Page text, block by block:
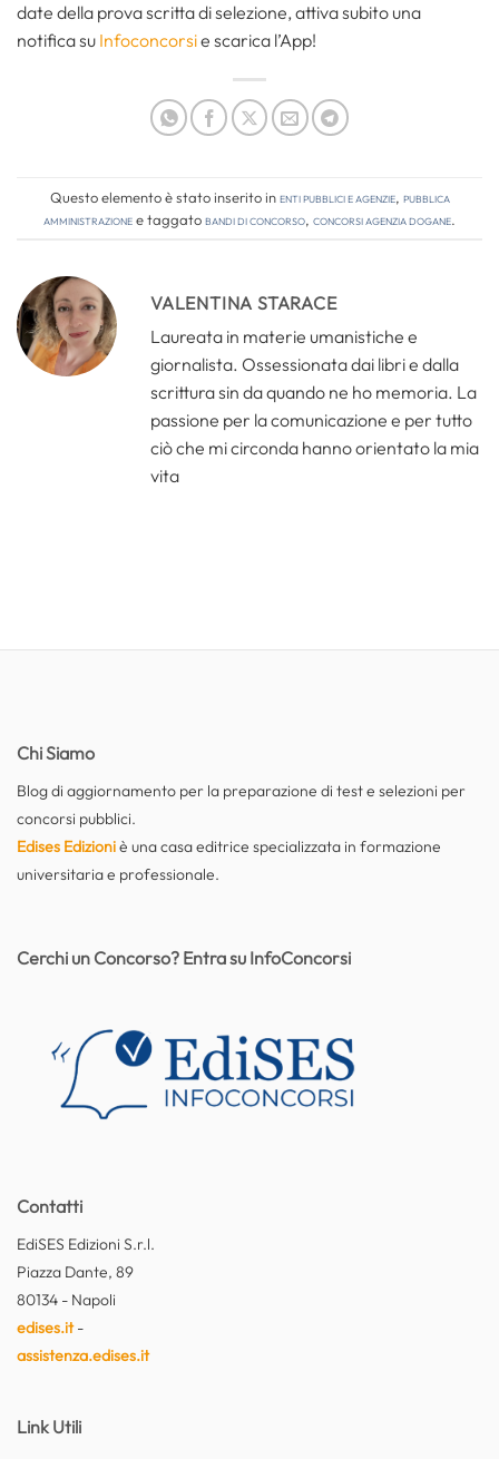
date della prova scritta di selezione, attiva subito una
notifica su Infoconcorsie scarica l’App!
Questo elemento è stato inserito inEnti pubblici e agenzie, Pubblica
amministrazionee taggatobandi di concorso, concorsi agenzia dogane.
VALENTINA STARACE
Laureata in materie umanistiche e
giornalista. Ossessionata dai libri e dalla
scrittura sin da quando ne ho memoria. La
passione per la comunicazione e per tutto
ciò che mi circonda hanno orientato la mia
vita
Chi Siamo
Blog di aggiornamento per la preparazione di test e selezioni per
concorsi pubblici.
Edises Edizioniè una casa editrice specializzata in formazione
universitaria e professionale.
Contatti
EdiSES Edizioni S.r.l.
Piazza Dante, 89
80134 - Napoli
edises.it-
assistenza.edises.it
Link Utili
Cerchi un Concorso? Entra su InfoConcorsi